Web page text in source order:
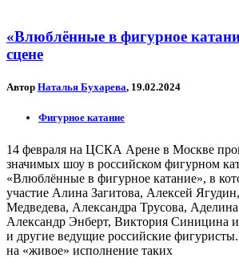
«Влюблённые в фигурное
сцене
Автор Наталья Бухарева, 19.02.2024
Фигурное катание
14 февраля на ЦСКА Арене в Москве
значимых шоу в российском фигурном
«Влюблённые в фигурное катание», в
участие Алина Загитова, Алексей
Медведева, Александра Трусова,
Александр Энберт, Виктория Синицина
и другие ведущие российские
на «живое» исполнение таких